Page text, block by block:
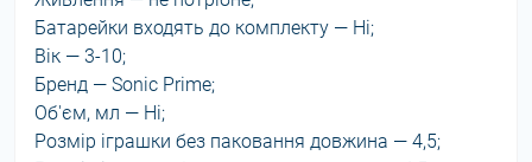
Батарейки входять до комплекту — Ні;
Вік — 3-10;
Бренд — Sonic Prime;
Об'єм, мл — Ні;
Розмір іграшки без паковання довжина — 4,5;